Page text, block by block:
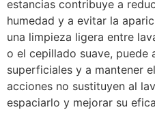
estancias contribuye a
humedad y a evitar la
una limpieza ligera entre
o el cepillado suave, puede
superficiales y a mantener
acciones no sustituyen al
espaciarlo y mejorar su